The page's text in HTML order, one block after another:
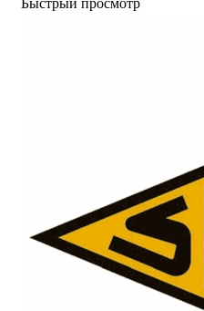
Быстрый просмотр